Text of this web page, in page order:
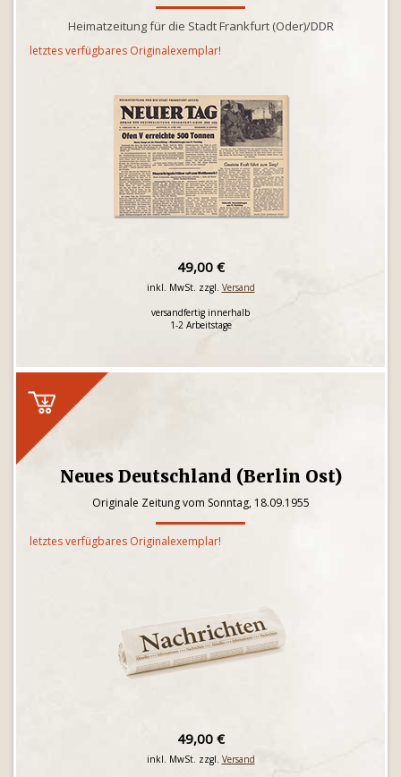
Heimatzeitung für die Stadt Frankfurt (Oder)/DDR
letztes verfügbares Originalexemplar!
49,00 €
inkl. MwSt. zzgl. Versand
versandfertig innerhalb
1-2 Arbeitstage
Neues Deutschland (Berlin Ost)
Originale Zeitung vom Sonntag, 18.09.1955
letztes verfügbares Originalexemplar!
49,00 €
inkl. MwSt. zzgl. Versand